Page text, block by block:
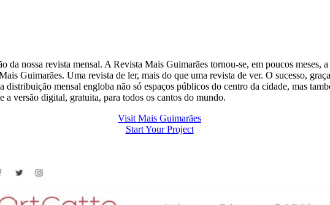
nossa revista mensal. A Revista Mais Guimarães tornou-se, em poucos meses,
Guimarães. Uma revista de ler, mais do que uma revista de ver. O sucesso,
mensal engloba não só espaços públicos do centro da cidade, mas
versão digital, gratuita, para todos os cantos do mundo.
Visit Mais Guimarães
Start Your Project